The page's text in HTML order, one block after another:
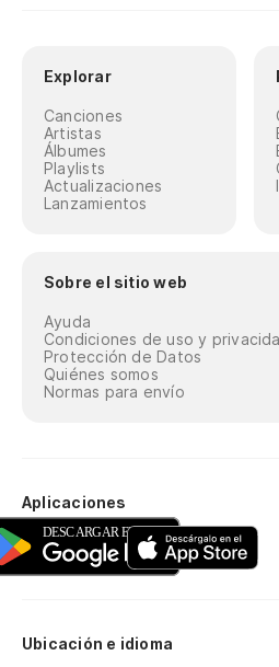
Explorar
Canciones
Artistas
Álbumes
Playlists
Actualizaciones
Lanzamientos
Sobre el sitio web
Ayuda
Condiciones de uso y
Protección de Datos
Quiénes somos
Normas para envío
Aplicaciones
Ubicación e idioma